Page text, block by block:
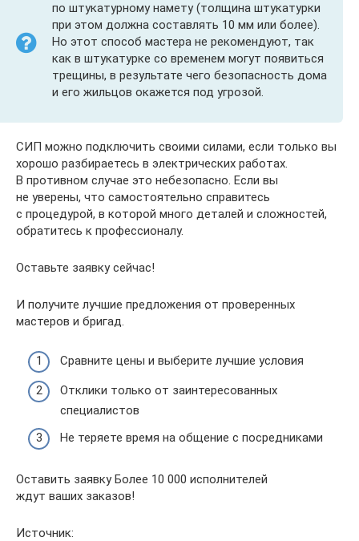
по штукатурному намету (толщина штукатурки
при этом должна составлять 10 мм или более).
Но этот способ мастера не рекомендуют, так
как в штукатурке со временем могут появиться
трещины, в результате чего безопасность дома
и его жильцов окажется под угрозой.
СИП можно подключить своими силами, если только вы
хорошо разбираетесь в электрических работах.
В противном случае это небезопасно. Если вы
не уверены, что самостоятельно справитесь
с процедурой, в которой много деталей и сложностей,
обратитесь к профессионалу.
Оставьте заявку сейчас!
И получите лучшие предложения от проверенных
мастеров и бригад.
Сравните цены и выберите лучшие условия
Отклики только от заинтересованных
специалистов
Не теряете время на общение с посредниками
Оставить заявку Более 10 000 исполнителей
ждут ваших заказов!
Источник: